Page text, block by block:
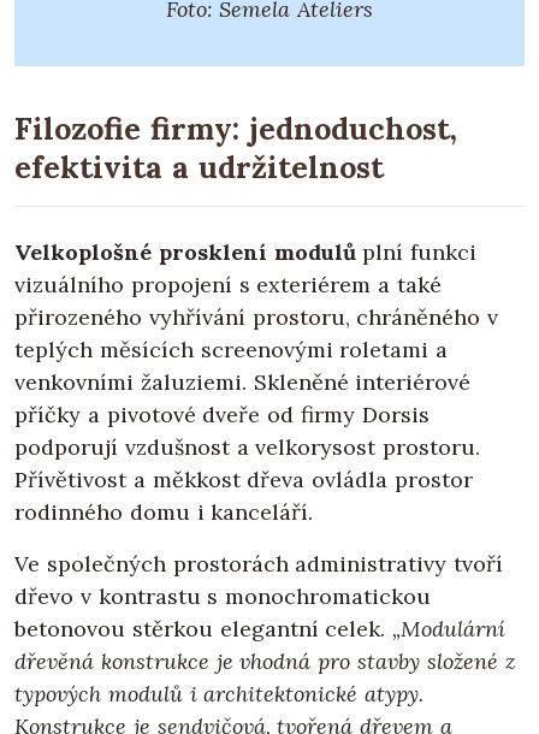
Foto: Semela Ateliers
Filozofie firmy: jednoduchost,
efektivita a udržitelnost
Velkoplošné prosklení modulůplní funkci
vizuálního propojení s exteriérem a také
přirozeného vyhřívání prostoru, chráněného v
teplých měsících screenovými roletami a
venkovními žaluziemi. Skleněné interiérové
příčky a pivotové dveře od firmy Dorsis
podporují vzdušnost a velkorysost prostoru.
Přívětivost a měkkost dřeva ovládla prostor
rodinného domu i kanceláří.
Ve společných prostorách administrativy tvoří
dřevo v kontrastu s monochromatickou
betonovou stěrkou elegantní celek. „Modulární
dřevěná konstrukce je vhodná pro stavby složené z
typových modulů i architektonické atypy.
Konstrukce je sendvičová, tvořená dřevem a